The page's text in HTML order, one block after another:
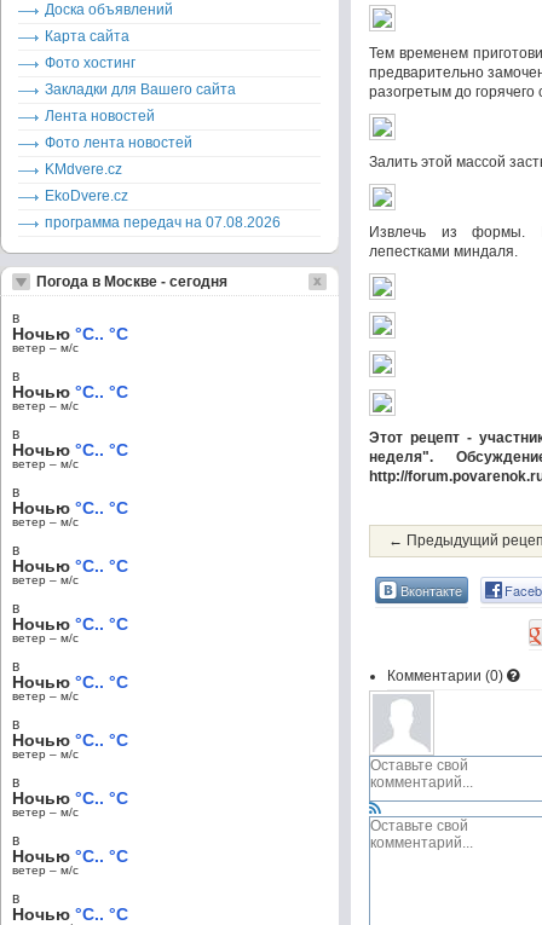
Тем временем
предварительно
разогретым до
Залить этой массой
Извлечь из формы.
лепестками миндаля.
Этот рецепт -
неделя".
http://
← Предыдущий
Вконтакте
Комментарии (0)
Доска объявлений
Карта сайта
Фото хостинг
Закладки для Вашего сайта
Лента новостей
Фото лента новостей
KMdvere.cz
EkoDvere.cz
программа передач на 07.08.2026
Погода в Москве - сегодня
в
Ночью °C.. °C
ветер – м/c
в
Ночью °C.. °C
ветер – м/c
в
Ночью °C.. °C
ветер – м/c
в
Ночью °C.. °C
ветер – м/c
в
Ночью °C.. °C
ветер – м/c
в
Ночью °C.. °C
ветер – м/c
в
Ночью °C.. °C
ветер – м/c
в
Ночью °C.. °C
ветер – м/c
в
Ночью °C.. °C
ветер – м/c
в
Ночью °C.. °C
ветер – м/c
в
Ночью °C.. °C